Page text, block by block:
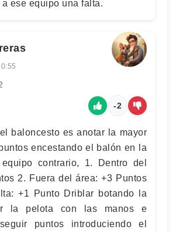
ese equipo una falta.
-2
baloncesto es anotar la mayor
encestando el balón en la
contrario, 1. Dentro del
2. Fuera del área: +3 Puntos
+1 Punto Driblar botando la
la pelota con las manos e
puntos introduciendo el